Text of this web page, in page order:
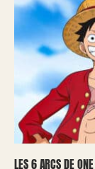
LES 6 ARCS DE